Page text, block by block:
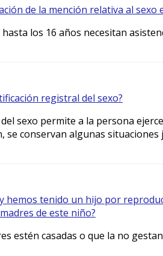
de la mención relativa al sexo
los 16 años necesitan
registral del sexo?
sexo permite a la persona
se conservan algunas
hemos tenido un hijo por
de este niño?
estén casadas o que la no